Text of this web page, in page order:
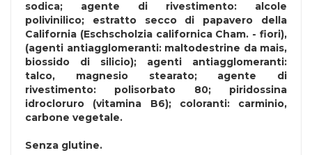
sodica; agente di rivestimento: alcole
polivinilico; estratto secco di papavero della
California (Eschscholzia californica Cham. - fiori),
(agenti antiagglomeranti: maltodestrine da mais,
biossido di silicio); agenti antiagglomeranti:
talco, magnesio stearato; agente di
rivestimento: polisorbato 80; piridossina
idrocloruro (vitamina B6); coloranti: carminio,
carbone vegetale.
Senza glutine.